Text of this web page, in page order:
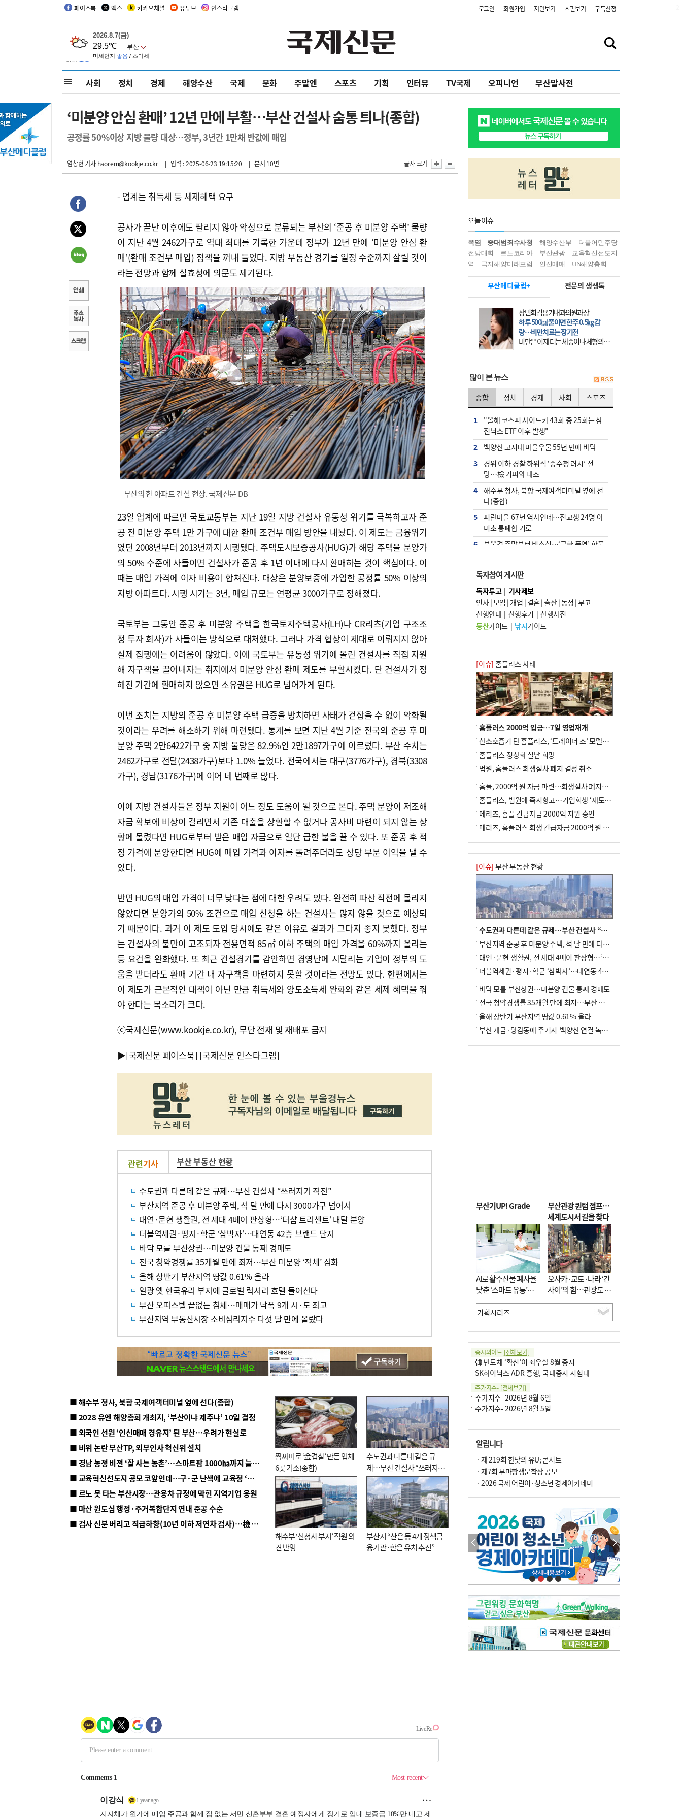
페이스북 엑스 카카오채널 유튜브 인스타그램 로그인 회원가입 지면보기 초판보기 구독신청
사회 정치 경제 해양수산 국제 문화 주말엔 스포츠 기획 인터뷰 TV국제 오피니언 부산말사전
‘미분양 안심 환매’ 12년 만에 부활…부산 건설사 숨통 틔나(종합)
공정률 50%이상 지방 물량 대상…정부, 3년간 1만채 반값에 매입
염창현 기자haorem@kookje.co.kr | 입력 : 2025-06-23 19:15:20 | 본지 10면 글자 크기
- 업계는 취득세 등 세제혜택 요구
공사가 끝난 이후에도 팔리지 않아 악성으로 분류되는 부산의 ‘준공 후 미분양 주택’ 물량
이 지난 4월 2462가구로 역대 최대를 기록한 가운데 정부가 12년 만에 ‘미분양 안심 환
매’(환매 조건부 매입) 정책을 꺼내 들었다. 지방 부동산 경기를 일정 수준까지 살릴 것이
라는 전망과 함께 실효성에 의문도 제기된다.
부산의 한 아파트 건설 현장. 국제신문 DB
23일 업계에 따르면 국토교통부는 지난 19일 지방 건설사 유동성 위기를 극복하고자 준
공 전 미분양 주택 1만 가구에 대한 환매 조건부 매입 방안을 내놨다. 이 제도는 금융위기
였던 2008년부터 2013년까지 시행됐다. 주택도시보증공사(HUG)가 해당 주택을 분양가
의 50% 수준에 사들이면 건설사가 준공 후 1년 이내에 다시 환매하는 것이 핵심이다. 이
때는 매입 가격에 이자 비용이 합쳐진다. 대상은 분양보증에 가입한 공정률 50% 이상의
지방 아파트다. 시행 시기는 3년, 매입 규모는 연평균 3000가구로 정해졌다.
국토부는 그동안 준공 후 미분양 주택을 한국토지주택공사(LH)나 CR리츠(기업 구조조
정 투자 회사)가 사들이는 방식으로 대처했다. 그러나 가격 협상이 제대로 이뤄지지 않아
실제 집행에는 어려움이 많았다. 이에 국토부는 유동성 위기에 몰린 건설사를 직접 지원
해 자구책을 끌어내자는 취지에서 미분양 안심 환매 제도를 부활시켰다. 단 건설사가 정
해진 기간에 환매하지 않으면 소유권은 HUG로 넘어가게 된다.
이번 조치는 지방의 준공 후 미분양 주택 급증을 방치하면 사태가 걷잡을 수 없이 악화될
것이라는 우려를 해소하기 위해 마련됐다. 통계를 보면 지난 4월 기준 전국의 준공 후 미
분양 주택 2만6422가구 중 지방 물량은 82.9%인 2만1897가구에 이르렀다. 부산 수치는
2462가구로 전달(2438가구)보다 1.0% 늘었다. 전국에서는 대구(3776가구), 경북(3308
가구), 경남(3176가구)에 이어 네 번째로 많다.
이에 지방 건설사들은 정부 지원이 어느 정도 도움이 될 것으로 본다. 주택 분양이 저조해
자금 확보에 비상이 걸리면서 기존 대출을 상환할 수 없거나 공사비 마련이 되지 않는 상
황에 몰렸다면 HUG로부터 받은 매입 자금으로 일단 급한 불을 끌 수 있다. 또 준공 후 적
정 가격에 분양한다면 HUG에 매입 가격과 이자를 돌려주더라도 상당 부분 이익을 낼 수
있다.
반면 HUG의 매입 가격이 너무 낮다는 점에 대한 우려도 있다. 완전히 파산 직전에 몰리지
않았다면 분양가의 50% 조건으로 매입 신청을 하는 건설사는 많지 않을 것으로 예상되
기 때문이다. 과거 이 제도 도입 당시에도 같은 이유로 결과가 그다지 좋지 못했다. 정부
는 건설사의 불만이 고조되자 전용면적 85㎡ 이하 주택의 매입 가격을 60%까지 올리는
등 요건을 완화했다. 또 최근 건설경기를 감안하면 경영난에 시달리는 기업이 정부의 도
움을 받더라도 환매 기간 내 자구책을 마련하지 못할 것이라는 전망도 있다. 한편에서는
이 제도가 근본적인 대책이 아닌 만큼 취득세와 양도소득세 완화와 같은 세제 혜택을 줘
야 한다는 목소리가 크다.
ⓒ국제신문(www.kookje.co.kr), 무단 전재 및 재배포 금지
▶[국제신문 페이스북] [국제신문 인스타그램]
관련기사 부산 부동산 현황
수도권과 다른데 같은 규제…부산 건설사 “쓰러지기 직전”
부산지역 준공 후 미분양 주택, 석 달 만에 다시 3000가구 넘어서
대연·문현 생활권, 전 세대 4베이 판상형…‘더샵 트리센트’ 내달 분양
더블역세권·평지·학군 ‘삼박자’…대연동 42층 브랜드 단지
바닥 모를 부산상권…미분양 건물 통째 경매도
전국 청약경쟁률 35개월 만에 최저…부산 미분양 ‘적체’ 심화
올해 상반기 부산지역 땅값 0.61% 올라
일광 옛 한국유리 부지에 글로벌 럭셔리 호텔 들어선다
부산 오피스텔 끝없는 침체…매매가 낙폭 9개 시·도 최고
부산지역 부동산시장 소비심리지수 다섯 달 만에 올랐다
■ 해수부 청사, 북항 국제여객터미널 옆에 선다(종합)
■ 2028 유엔 해양총회 개최지, ‘부산이냐 제주냐’ 10일 결정
■ 외국인 선원 ‘인신매매 경유지’ 된 부산…우려가 현실로
■ 비위 논란 부산TP, 외부인사 혁신위 설치
■ 경남 농정 비전 ‘잘 사는 농촌’…스마트팜 1000㏊까지 늘린다
■ 교육혁신선도지 공모 코앞인데…구·군 난색에 교육청 ‘쩔쩔’
■ 르노 못 타는 부산시장…관용차 규정에 막힌 지역기업 응원
■ 마산 원도심 행정·주거복합단지 연내 준공 수순
■ 검사 신분 버리고 직급하향(10년 이하 저연차 검사)…檢 중수청행 기피
짬짜미로 ‘金겹살’ 만든 업체
6곳 기소(종합)
수도권과 다른데 같은 규
제…부산 건설사 “쓰러지기
직전”
해수부 ‘신청사 부지’ 직원 의
견 반영
부산시 “산은 등 4개 정책금
융기관·한은 유치 추진”
오늘이슈
폭염 중대범죄수사청 해양수산부
더불어민주당
전당대회
르노코리아 부산관광
교육혁신선도지
역
극지해양미래포럼 인신매매 UN해양총회
부산메디클럽+ 전문의 생생톡
장민희김용기내과의원과장
하루 500㎉ 줄이면 한주 0.5㎏ 감
량…비만치료는 장기전
비만은 이제 더는 체중이나 체형의 문
제가 아니다. 하나의 질병으로 인지
하고 치료와 관리를 해야 한다. 세계
많이 본 뉴스
종합 정치 경제 사회 스포츠
1
"올해 코스피 사이드카 43회 중 25회는 삼
전닉스 ETF 이후 발생"
2
백양산 고지대 마을우물 55년 만에 바닥
3
경위 이하 경찰 하위직 ‘중수청 러시’ 전
망…檢 기피와 대조
4
해수부 청사, 북항 국제여객터미널 옆에 선
다(종합)
5
피란마을 67년 역사인데…전교생 24명 아
미초 통폐합 기로
6
부울경 주말부터 비소식…‘극한 폭염’ 한풀
7
“낙동강권 삼락·을숙도·다대포 연결해 서
부산 관광 키우자”
8
오늘의 날씨- 2026년 8월 7일
9
외국인 선원 ‘인신매매 경유지’ 된 부산…
우려가 현실로
10 [사설] 해수부 신청사 북항으로 확정, 해양
수도 도약의 전환점
독자참여 게시판
독자투고| 기사제보
인사|모임 | 개업 | 결혼|출산|동정 |부고
산행안내 | 산행후기 | 산행사진
등산가이드| 낚시가이드
[이슈] 홈플러스 사태
홈플러스 2000억 입금…7일 영업재개
산소호흡기 단 홈플러스, ‘트레이더 조’ 모델로 살아날까
홈플러스 정상화 실낱 희망
법원, 홈플러스 회생절차 폐지 결정 취소
홈플, 2000억 원 자금 마련…회생절차 폐지에 즉시항고(종합)
홈플러스, 법원에 즉시항고…기업회생 ‘재도전’
메리츠, 홈플 긴급자금 2000억 지원 승인
메리츠, 홈플러스 회생 긴급자금 2000억 원 지원 승인
[이슈] 부산 부동산 현황
수도권과 다른데 같은 규제…부산 건설사 “쓰러지기 직전”
부산지역 준공 후 미분양 주택, 석 달 만에 다시 3000가구 넘어서
대연·문현 생활권, 전 세대 4베이 판상형…‘더샵 트리센트’ 내달 분양
더블역세권·평지·학군 ‘삼박자’…대연동 42층 브랜드 단지
바닥 모를 부산상권…미분양 건물 통째 경매도
전국 청약경쟁률 35개월 만에 최저…부산 미분양 ‘적체’ 심화
올해 상반기 부산지역 땅값 0.61% 올라
부산 개금·당감동에 주거지-백양산 연결 녹지 조성
부산기UP! Grade
AI로 활수산물 폐사율
낮춘 ‘스마트 유통’…
사막·산악지대 수출
도전
부산관광 퀀텀 점프…
세계도시서 길을 찾다
오사카·교토·나라 ‘간
사이’의 힘…관광도 뭉
쳐야 흥한다
증시와이드 [전체보기]
韓 반도체 ‘확신’이 좌우할 8월 증시
SK하이닉스 ADR 흥행, 국내증시 시험대
주가지수- [전체보기]
주가지수- 2026년 8월 6일
주가지수- 2026년 8월 5일
알립니다
· 제 219회 한낮의 유U; 콘서트
· 제7회 부마항쟁문학상 공모
· 2026 국제 어린이·청소년 경제아카데미